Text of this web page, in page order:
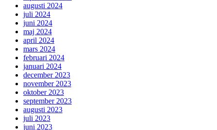
augusti 2024
juli 2024
juni 2024
maj 2024
april 2024
mars 2024
februari 2024
januari 2024
december 2023
november 2023
oktober 2023
september 2023
augusti 2023
juli 2023
juni 2023